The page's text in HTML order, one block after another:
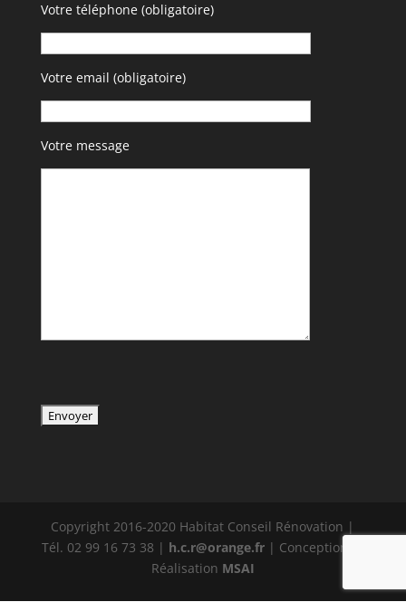
Votre téléphone (obligatoire)
Votre email (obligatoire)
Votre message
Copyright 2016-2020 Habitat Conseil Rénovation |
Tél. 02 99 16 73 38 | h.c.r@orange.fr | Conception et
Réalisation MSAI